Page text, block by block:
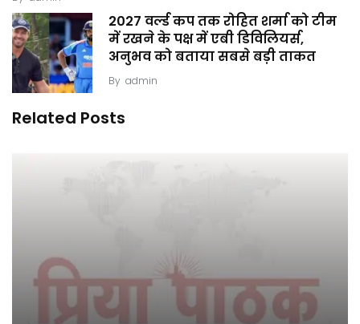
2027 वर्ल्ड कप तक रोहित शर्मा को टीम
में रखने के पक्ष में एबी डिविलियर्स,
अनुभव को बताया सबसे बड़ी ताकत
By admin
Related Posts